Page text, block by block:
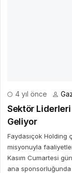
4 yıl önce
Sektör
Geliyor
Faydasıçok Holding
misyonuyla
Kasım Cumartesi
ana